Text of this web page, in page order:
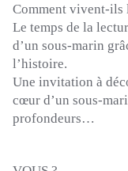
Comment vivent-ils
Le temps de la
d’un sous-marin
l’histoire.
Une invitation à
cœur d’un sous-
profondeurs…
LE